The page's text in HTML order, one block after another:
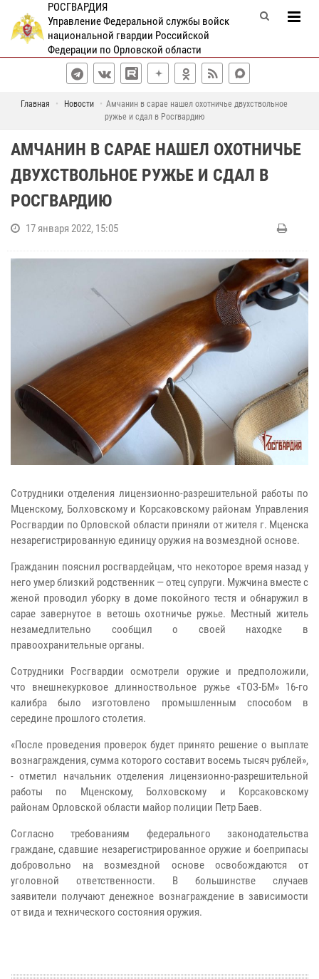
РОСГВАРДИЯ
Управление Федеральной службы войск
национальной гвардии Российской
Федерации по Орловской области
Главная Новости
Амчанин в сарае нашел охотничье двухствольное
ружье и сдал в Росгвардию
АМЧАНИН В САРАЕ НАШЕЛ ОХОТНИЧЬЕ
ДВУХСТВОЛЬНОЕ РУЖЬЕ И СДАЛ В
РОСГВАРДИЮ
17 января 2022, 15:05
Сотрудники отделения лицензионно-разрешительной работы по
Мценскому, Болховскому и Корсаковскому районам Управления
Росгвардии по Орловской области приняли от жителя г. Мценска
незарегистрированную единицу оружия на возмездной основе.
Гражданин пояснил росгвардейцам, что некоторое время назад у
него умер близкий родственник — отец супруги. Мужчина вместе с
женой проводил уборку в доме покойного тестя и обнаружил в
сарае завернутое в ветошь охотничье ружье. Местный житель
незамедлительно сообщил о своей находке в
правоохранительные органы.
Сотрудники Росгвардии осмотрели оружие и предположили,
что внешнекурковое длинноствольное ружье «ТОЗ-БМ» 16-го
калибра было изготовлено промышленным способом в
середине прошлого столетия.
«После проведения проверок будет принято решение о выплате
вознаграждения, сумма которого составит восемь тысяч рублей»,
- отметил начальник отделения лицензионно-разрешительной
работы по Мценскому, Болховскому и Корсаковскому
районам Орловской области майор полиции Петр Баев.
Согласно требованиям федерального законодательства
граждане, сдавшие незарегистрированное оружие и боеприпасы
добровольно на возмездной основе освобождаются от
уголовной ответственности. В большинстве случаев
заявители получают денежное вознаграждение в зависимости
от вида и технического состояния оружия.